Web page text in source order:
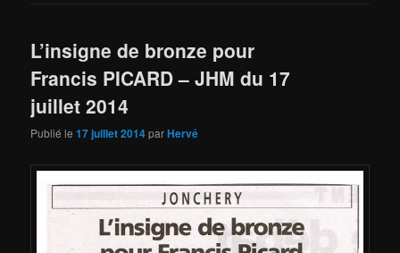
L’insigne de bronze pour
Francis PICARD – JHM du 17
juillet 2014
Publié le17 juillet 2014parHervé